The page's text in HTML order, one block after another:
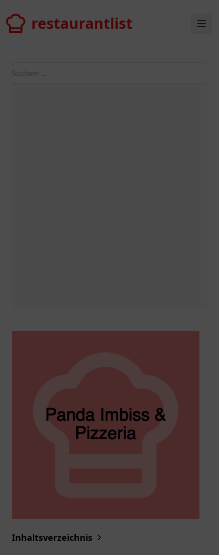
restaurantlistrestaurantlist
Inhaltsverzeichnis